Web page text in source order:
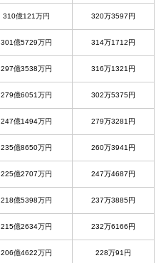
310億121万円 320万3597円
301億5729万円 314万1712円
297億3538万円 316万1321円
279億6051万円 302万5375円
247億1494万円 279万3281円
235億8650万円 260万3941円
225億2707万円 247万4687円
218億5398万円 237万3885円
215億2634万円 232万6166円
206億4622万円 228万91円